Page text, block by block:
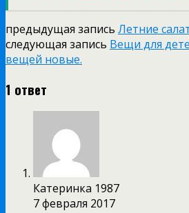
предыдущая запись Летние
следующая запись Вещи для
вещей новые.
1 ответ
Катеринка 1987
7 февраля 2017